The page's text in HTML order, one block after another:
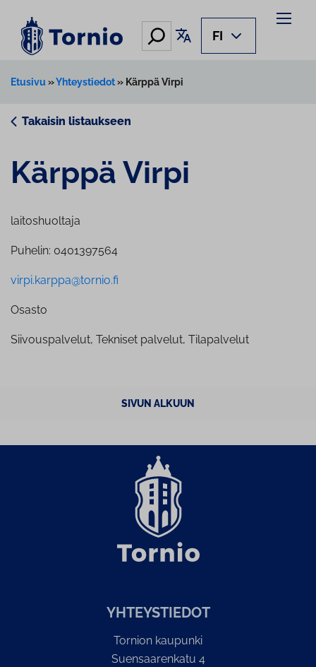
sisältöön
Hae Käännä sivu
FI
Etusivu »Yhteystiedot» Kärppä Virpi
Takaisin listaukseen
Kärppä Virpi
laitoshuoltaja
Puhelin: 0401397564
virpi.karppa@tornio.fi
Osasto
Siivouspalvelut, Tekniset palvelut, Tilapalvelut
SIVUN ALKUUN
YH­TEYS­TIE­DOT
Tornion kaupunki
Suensaarenkatu 4